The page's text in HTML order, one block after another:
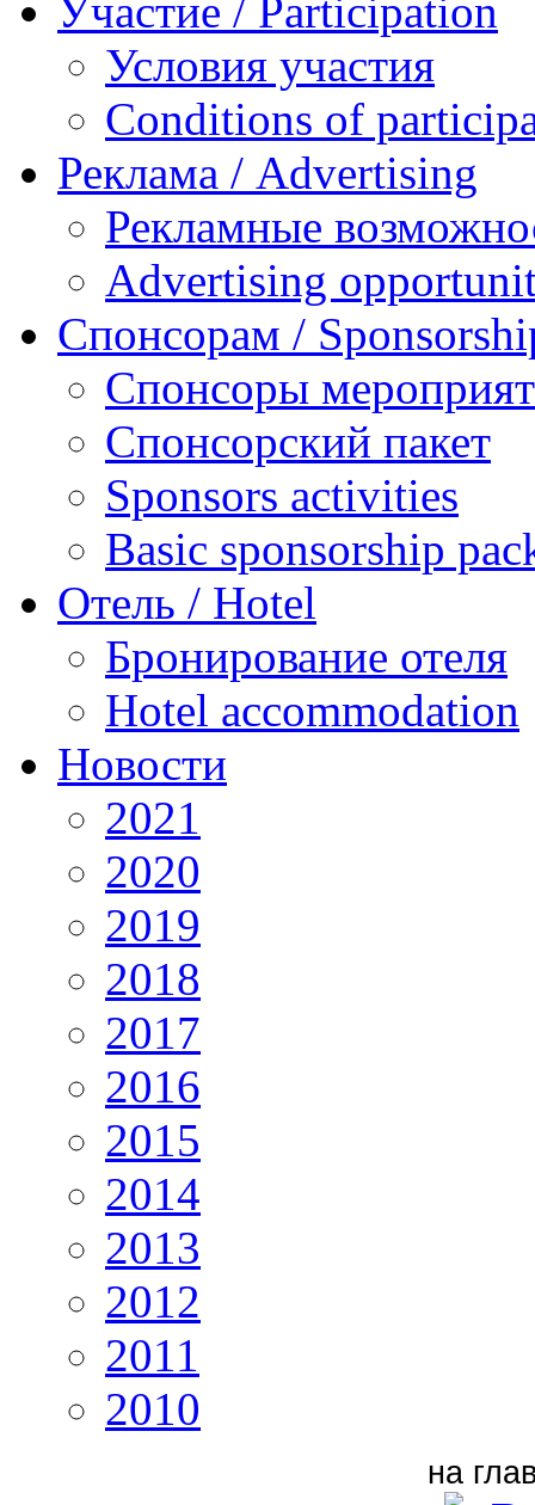
Участие / Рarticipation
Условия участия
Conditions of
Реклама / Advertising
Рекламные
Advertising
Спонсорам /
Спонсоры
Спонсорский пакет
Sponsors activities
Basic sponsorship
Отель / Hotel
Бронирование отеля
Hotel accommodation
Новости
2021
2020
2019
2018
2017
2016
2015
2014
2013
2012
2011
2010
на